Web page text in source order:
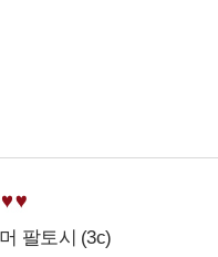
팔토시 (3c)